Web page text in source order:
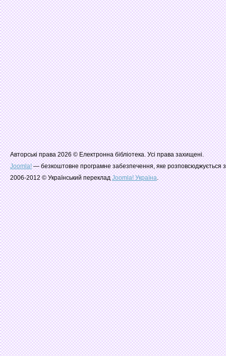
Авторські права 2026 © Електронна бібліотека. Усі права захищені.
Joomla!— безкоштовне програмне забезпечення, яке розповсюджується
2006-2012 © Український перекладJoomla! Україна.